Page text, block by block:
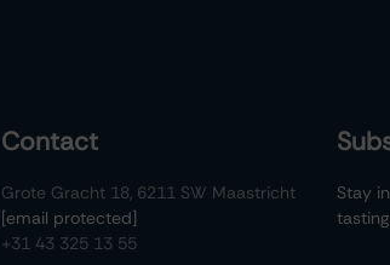
Contact
Grote Gracht 18, 6211 SW Maastricht
[email protected]
+31 43 325 13 55
Stay